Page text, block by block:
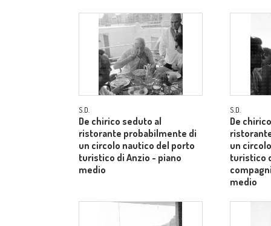
S.D.
De chirico seduto al
ristorante probabilmente di
un circolo nautico del porto
turistico di Anzio - piano
medio
S.D.
De
un
turistico
medio